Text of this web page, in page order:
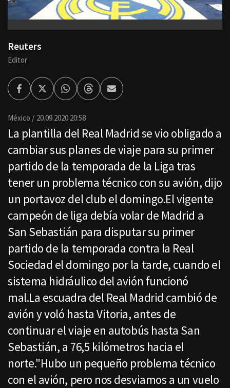
Reuters
Editor
FacebookTwitterWhatsappThreadsEnviar
por
México 20.09.2020 20:58
La plantilla del Real Madrid se vio obligado a
cambiar sus planes de viaje para su primer
partido de la temporada de la Liga tras
tener un problema técnico con su avión, dijo
un portavoz del club el domingo.El vigente
campeón de liga debía volar de Madrid a
San Sebastián para disputar su primer
partido de la temporada contra la Real
Sociedad el domingo por la tarde, cuando el
sistema hidráulico del avión funcionó
mal.La escuadra del Real Madrid cambió de
avión y voló hasta Vitoria, antes de
continuar el viaje en autobús hasta San
Sebastián, a 76,5 kilómetros hacia el
norte."Hubo un pequeño problema técnico
con el avión, pero nos desviamos a un vuelo